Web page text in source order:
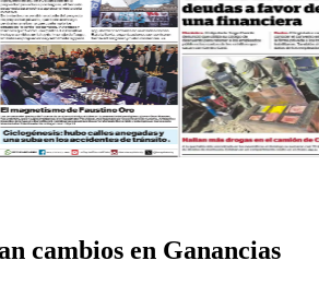
cambios en Ganancias